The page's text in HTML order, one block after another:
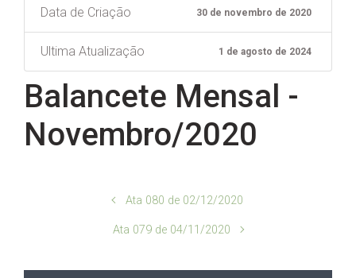
Data de Criação 30 de novembro de 2020
Ultima Atualização 1 de agosto de 2024
Balancete Mensal -
Novembro/2020
Ata 080 de 02/12/2020
Ata 079 de 04/11/2020